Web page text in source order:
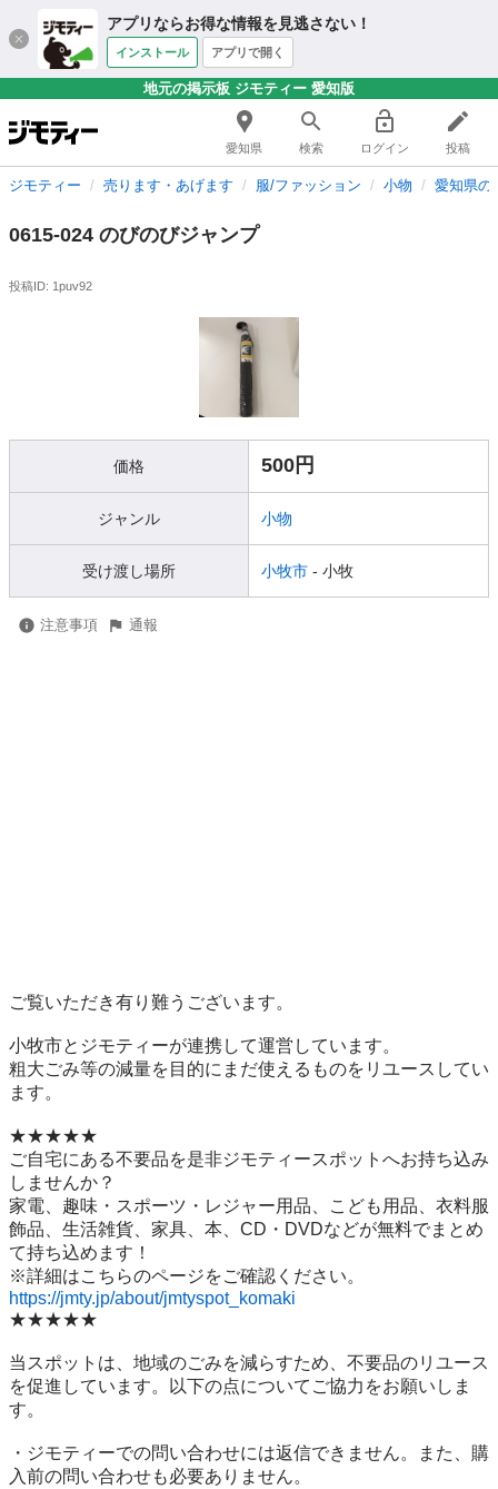
アプリならお得な情報を見逃さない！
インストール アプリで開く
地元の掲示板 ジモティー 愛知版
愛知県 検索 ログイン 投稿
ジモティー 売ります・あげます 服/ファッション 小物 愛知県の
0615-024 のびのびジャンプ
投稿ID: 1puv92
価格 500円
ジャンル 小物
受け渡し場所 小牧市 - 小牧
注意事項 通報
ご覧いただき有り難うございます。
小牧市とジモティーが連携して運営しています。
粗⼤ごみ等の減量を⽬的にまだ使えるものをリユースしてい
ます。
★★★★★
ご自宅にある不要品を是非ジモティースポットへお持ち込み
しませんか？
家電、趣味・スポーツ・レジャー用品、こども用品、衣料服
飾品、生活雑貨、家具、本、CD・DVDなどが無料でまとめ
て持ち込めます！
https://jmty.jp/about/jmtyspot_komaki
★★★★★
当スポットは、地域のごみを減らすため、不要品のリユース
を促進しています。以下の点についてご協力をお願いしま
す。
・ジモティーでの問い合わせには返信できません。また、購
入前の問い合わせも必要ありません。